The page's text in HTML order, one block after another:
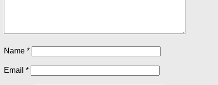
Name *
Email *